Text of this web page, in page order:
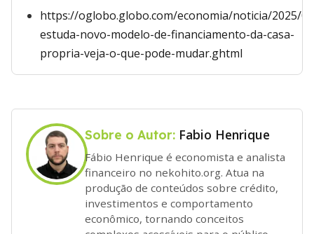
https://oglobo.globo.com/economia/noticia/2025/
estuda-novo-modelo-de-financiamento-da-casa-
propria-veja-o-que-pode-mudar.ghtml
Sobre o Autor: Fabio Henrique
Fábio Henrique é economista e analista
financeiro no nekohito.org. Atua na
produção de conteúdos sobre crédito,
investimentos e comportamento
econômico, tornando conceitos